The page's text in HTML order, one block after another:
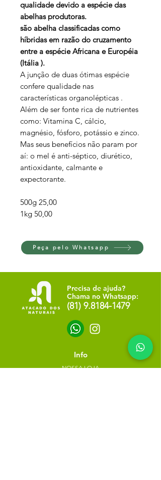
qualidade devido a espécie das
abelhas produtoras.
são abelha classificadas como
híbridas em razão do cruzamento
entre a espécie Africana e Européia
(Itália ).
A junção de duas ótimas espécie
confere qualidade nas
características organolépticas .
Além de ser fonte rica de nutrientes
como: Vitamina C, cálcio,
magnésio, fósforo, potássio e zinco.
Mas seus benefícios não param por
aí: o mel é anti-séptico, diurético,
antioxidante, calmante e
expectorante.
500g 25,00
1kg 50,00
Peça pelo Whatsapp
Precisa de ajuda?
Chama no Whatsapp:
(81) 9.8184-1479
Info
NOSSA LOJA